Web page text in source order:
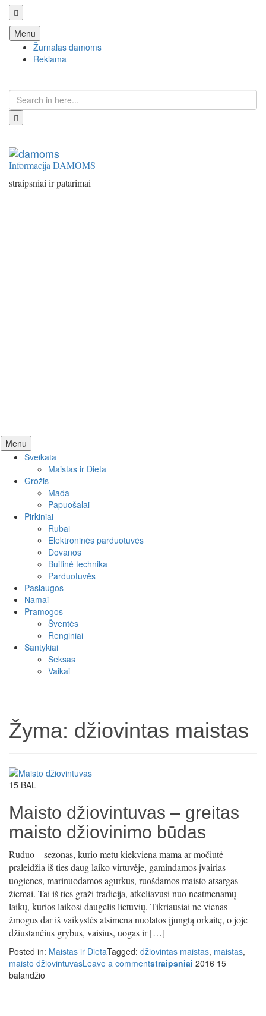
Menu Skip
to
content
Žurnalas damoms
Reklama
Search
for:
Informacija DAMOMS
straipsniai ir patarimai
Menu Skip
to
content
Sveikata
Maistas ir Dieta
Grožis
Mada
Papuošalai
Pirkiniai
Rūbai
Elektroninės parduotuvės
Dovanos
Buitinė technika
Parduotuvės
Paslaugos
Namai
Pramogos
Šventės
Renginiai
Santykiai
Seksas
Vaikai
Žyma: džiovintas maistas
15 BAL
Maisto džiovintuvas – greitas
maisto džiovinimo būdas
Ruduo – sezonas, kurio metu kiekviena mama ar močiutė
praleidžia iš ties daug laiko virtuvėje, gamindamos įvairias
uogienes, marinuodamos agurkus, ruošdamos maisto atsargas
žiemai. Tai iš ties graži tradicija, atkeliavusi nuo neatmenamų
laikų, kurios laikosi daugelis lietuvių. Tikriausiai ne vienas
žmogus dar iš vaikystės atsimena nuolatos įjungtą orkaitę, o joje
džiūstančius grybus, vaisius, uogas ir […]
Posted in: Maistas ir DietaTagged: džiovintas maistas, maistas,
maisto džiovintuvasLeave a commentstraipsniai 2016 15
balandžio